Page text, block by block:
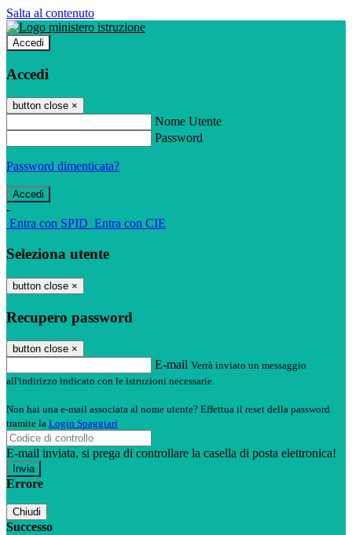
Salta al contenuto
Accedi
Accedi
button close ×
Nome Utente
Password
Password dimenticata?
-
Entra con SPID Entra con CIE
Seleziona utente
button close ×
Recupero password
button close ×
E-mail Verrà inviato un messaggio
all'indirizzo indicato con le istruzioni necessarie.
Non hai una e-mail associata al nome utente? Effettua il reset della password
tramite la Login Spaggiari
E-mail inviata, si prega di controllare la casella di posta elettronica!
Errore
Chiudi
Successo